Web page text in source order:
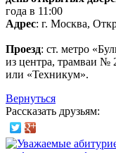
года в 11:00
Адрес: г. Москва,
Проезд: ст. метро
из центра, трамваи №
или «Техникум».
Вернуться
Рассказать друзьям: